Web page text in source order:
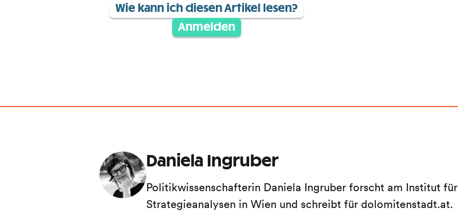
Wie kann ich diesen Artikel lesen?
Anmelden
Daniela Ingruber
Politikwissenschafterin Daniela Ingruber forscht am Institut für
Strategieanalysen in Wien und schreibt für dolomitenstadt.at.